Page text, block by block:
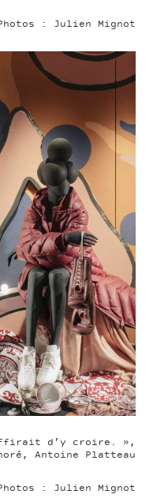
: Julien Mignot
d’y croire. »,
Antoine Platteau
: Julien Mignot